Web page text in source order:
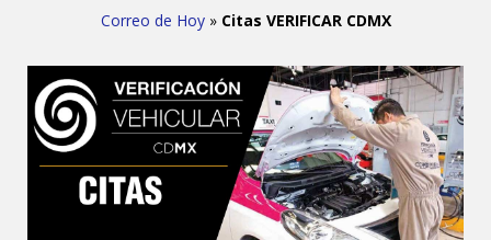
Correo de Hoy» Citas VERIFICAR CDMX